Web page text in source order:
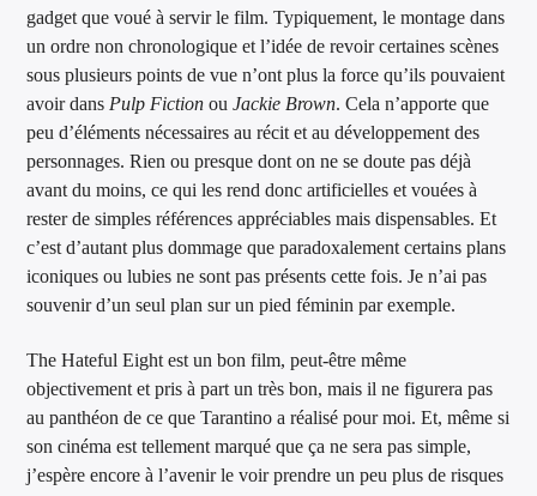
gadget que voué à servir le film. Typiquement, le montage dans
un ordre non chronologique et l’idée de revoir certaines scènes
sous plusieurs points de vue n’ont plus la force qu’ils pouvaient
avoir dans Pulp Fiction ouJackie Brown. Cela n’apporte que
peu d’éléments nécessaires au récit et au développement des
personnages. Rien ou presque dont on ne se doute pas déjà
avant du moins, ce qui les rend donc artificielles et vouées à
rester de simples références appréciables mais dispensables. Et
c’est d’autant plus dommage que paradoxalement certains plans
iconiques ou lubies ne sont pas présents cette fois. Je n’ai pas
souvenir d’un seul plan sur un pied féminin par exemple.
The Hateful Eight est un bon film, peut-être même
objectivement et pris à part un très bon, mais il ne figurera pas
au panthéon de ce que Tarantino a réalisé pour moi. Et, même si
son cinéma est tellement marqué que ça ne sera pas simple,
j’espère encore à l’avenir le voir prendre un peu plus de risques